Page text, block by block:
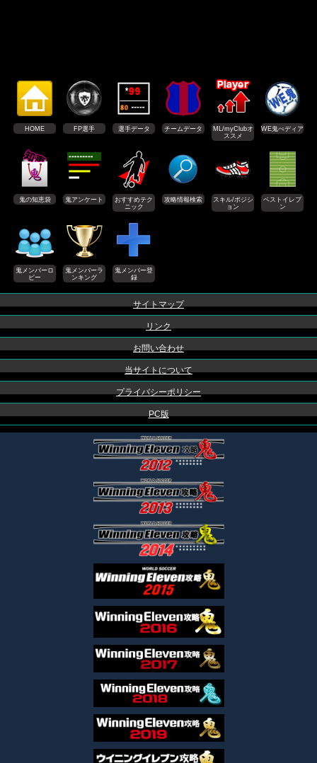
HOME FP選手 選手データ チームデータ
ML/myClubオ
ススメ
WE鬼ぺディア
鬼の知恵袋 鬼アンケート
おすすめテク
ニック
攻略情報検索
スキル/ポジシ
ョン
ベストイレブ
ン
鬼メンバーロ
ビー
鬼メンバーラ
ンキング
鬼メンバー登
録
サイトマップ
リンク
お問い合わせ
当サイトについて
プライバシーポリシー
PC版